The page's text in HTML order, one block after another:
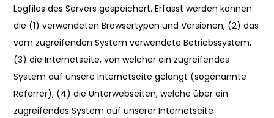
Logfiles des Servers gespeichert. Erfasst werden können
die (1) verwendeten Browsertypen und Versionen, (2) das
vom zugreifenden System verwendete Betriebssystem,
(3) die Internetseite, von welcher ein zugreifendes
System auf unsere Internetseite gelangt (sogenannte
Referrer), (4) die Unterwebseiten, welche über ein
zugreifendes System auf unserer Internetseite